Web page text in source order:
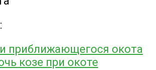
приближающегося окота
козе при окоте